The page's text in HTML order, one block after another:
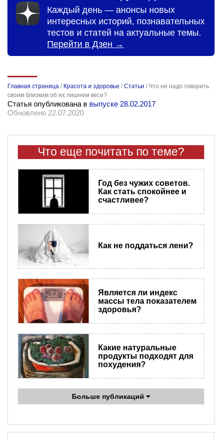
Каждый день — анонсы новых
интересных историй, познавательных
тестов и статей на актуальные темы.
Перейти в Дзен →
Главная страница / Красота и здоровье /Статьи / Что не надо говорить
своим близким об их лишнем весе?
Статья опубликована в выпуске 28.02.2017
Обновлено 22.07.2020
Что еще почитать по теме?
Год без чужих советов.
Как стать спокойнее и
счастливее?
Как не поддаться лени?
Является ли индекс
массы тела показателем
здоровья?
Какие натуральные
продукты подходят для
похудения?
Больше публикаций